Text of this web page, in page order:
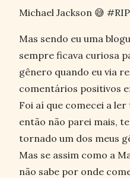
Michael Jackson 😅 #RIP
Mas sendo eu uma
sempre ficava curiosa
gênero quando eu via
comentários positivos
Foi aí que comecei a
então não parei mais,
tornado um dos meus
Mas se assim como a
não sabe por onde